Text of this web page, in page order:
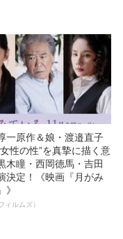
一原作＆娘・渡邉直子
性の性”を真摯に描く意
木瞳・西岡德馬・吉田
決定！《映画『月がみ
》
ィルムズ）